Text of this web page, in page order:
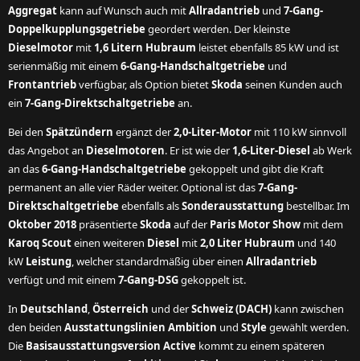
Aggregat kann auf Wunsch auch mitAllradantrieb und 7-Gang-
Doppelkupplungsgetriebe geordert werden. Der kleinste
Dieselmotor mit 1,6 Litern Hubraum leistet ebenfalls 85 kW und ist
serienmäßig mit einem6-Gang-Handschaltgetriebe und
Frontantriebverfügbar, als Option bietetSkoda seinen Kunden auch
ein 7-Gang-Direktschaltgetriebe an.
Bei den Spätzündern ergänzt der2,0-Liter-Motor mit 110 kW sinnvoll
das Angebot an Dieselmotoren. Er ist wie der 1,6-Liter-Diesel ab Werk
an das6-Gang-Handschaltgetriebe gekoppelt und gibt die Kraft
permanent an alle vier Räder weiter. Optional ist das7-Gang-
Direktschaltgetriebe ebenfalls alsSonderausstattung bestellbar. Im
Oktober 2018 präsentierteSkoda auf der Paris Motor Show mit dem
Karoq Scouteinen weiteren Diesel mit2,0 Liter Hubraum und 140
kW Leistung, welcher standardmäßig über einen Allradantrieb
verfügt und mit einem7-Gang-DSGgekoppelt ist.
In Deutschland,Österreich und derSchweiz (DACH) kann zwischen
den beiden Ausstattungslinien Ambition und Style gewählt werden.
Die Basisausstattungsversion Active kommt zu einem späteren